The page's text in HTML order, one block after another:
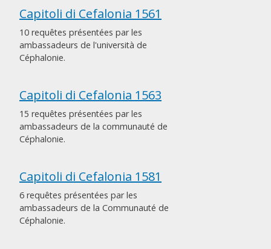
Capitoli di Cefalonia 1561
10 requêtes présentées par les
ambassadeurs de l'università de
Céphalonie.
Capitoli di Cefalonia 1563
15 requêtes présentées par les
ambassadeurs de la communauté de
Céphalonie.
Capitoli di Cefalonia 1581
6 requêtes présentées par les
ambassadeurs de la Communauté de
Céphalonie.